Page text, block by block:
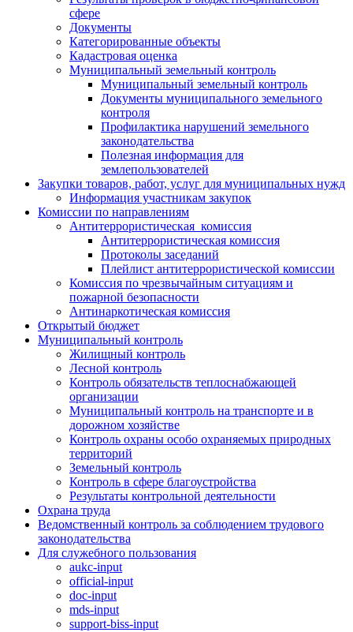
сфере
Документы
Категорированные объекты
Кадастровая оценка
Муниципальный земельный контроль
Муниципальный земельный контроль
Документы муниципального земельного
контроля
Профилактика нарушений земельного
законодательства
Полезная информация для
землепользователей
Закупки товаров, работ, услуг для муниципальных нужд
Информация участникам закупок
Комиссии по направлениям
Антитеррористическая комиссия
Антитеррористическая комиссия
Протоколы заседаний
Плейлист антитеррористической комиссии
Комиссия по чрезвычайным ситуациям и
пожарной безопасности
Антинаркотическая комиссия
Открытый бюджет
Муниципальный контроль
Жилищный контроль
Лесной контроль
Контроль обязательств теплоснабжающей
организации
Муниципальный контроль на транспорте и в
дорожном хозяйстве
Контроль охраны особо охраняемых природных
территорий
Земельный контроль
Контроль в сфере благоустройства
Результаты контрольной деятельности
Охрана труда
Ведомственный контроль за соблюдением трудового
законодательства
Для служебного пользования
aukc-input
official-input
doc-input
mds-input
support-biss-input